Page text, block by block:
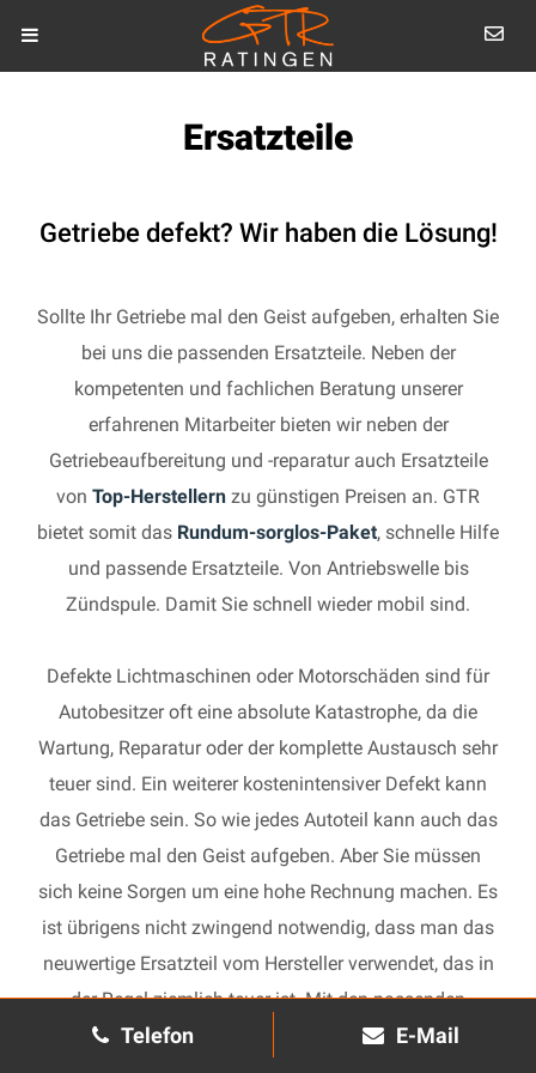
Telefon E-Mail
Ersatzteile
Getriebe defekt? Wir haben die Lösung!
Sollte Ihr Getriebe mal den Geist aufgeben, erhalten Sie
bei uns die passenden Ersatzteile. Neben der
kompetenten und fachlichen Beratung unserer
erfahrenen Mitarbeiter bieten wir neben der
Getriebeaufbereitung und -reparatur auch Ersatzteile
von Top-Herstellern zu günstigen Preisen an. GTR
bietet somit das Rundum-sorglos-Paket, schnelle Hilfe
und passende Ersatzteile. Von Antriebswelle bis
Zündspule. Damit Sie schnell wieder mobil sind.
Defekte Lichtmaschinen oder Motorschäden sind für
Autobesitzer oft eine absolute Katastrophe, da die
Wartung, Reparatur oder der komplette Austausch sehr
teuer sind. Ein weiterer kostenintensiver Defekt kann
das Getriebe sein. So wie jedes Autoteil kann auch das
Getriebe mal den Geist aufgeben. Aber Sie müssen
sich keine Sorgen um eine hohe Rechnung machen. Es
ist übrigens nicht zwingend notwendig, dass man das
neuwertige Ersatzteil vom Hersteller verwendet, das in
der Regel ziemlich teuer ist. Mit den passenden
Ersatzteilen kann jedes gebrauchte Getriebe schnell